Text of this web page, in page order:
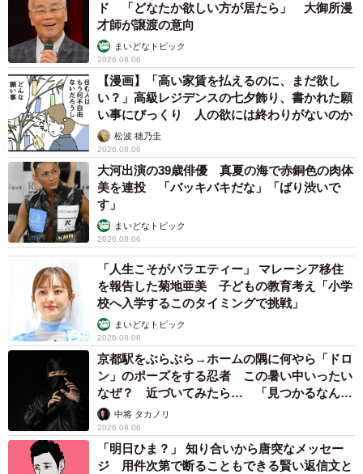
ド 「どなたか欲しい方が居たら」 大御所漫
才師が譲渡の意向
まいどなトピック
2026.08.06
【漫画】「高い家賃を払えるのに、まだ欲し
い？」高級レジデンスの七夕飾り、書かれた願
い事にびっくり 人の欲には終わりがないのか
松波 穂乃圭
2026.08.06
大河出演の39歳俳優 真夏の海で赤銅色の肉体
美を連投 「バッキバキだな」「ばり渋いで
す」
まいどなトピック
2026.08.06
「人生こそがバラエティー」 マレーシア移住
を報告した菊地亜美 子どもの教育考え「小学
校へ入学するこのタイミングで挑戦」
まいどなトピック
2026.08.06
京都駅をぶらぶら→ホームの隅に何やら「ドロ
ン」のポーズをする忍者 この暑い中いったい
なぜ？ 近づいてみたら… 「見つかるなんて
未熟」中将 タカノリ
2026.08.06
「明日ひま？」 知り合いから唐突なメッセー
ジ 用件次第で断ることもできる賢い返信文と